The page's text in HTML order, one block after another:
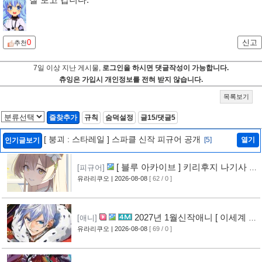
추천0 신고
7일 이상 지난 게시물, 로그인을 하시면 댓글작성이 가능합니다.
츄잉은 가입시 개인정보를 전혀 받지 않습니다.
목록보기
즐찾추가 규칙 숨덕설정 글15/댓글5
인기글보기 [ 붕괴 : 스타레일 ] 스파클 신작 피규어 공개 [5] 열기
[피규어]
[ 블루 아카이브 ] 키리후지 나기사 신
작 피규어 공개 [1]
유라리쿠오 | 2026-08-08 [ 62 / 0 ]
[애니]
2027년 1월신작애니 [ 이세계 전
생 소동기 ] PV 영상 공개
유라리쿠오 | 2026-08-08 [ 69 / 0 ]